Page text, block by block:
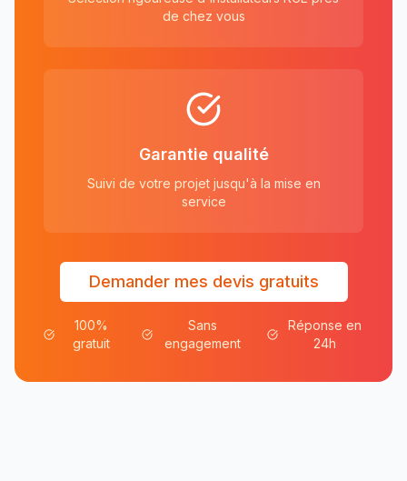
de chez vous
Garantie qualité
Suivi de votre projet jusqu'à la mise en
service
Demander mes devis gratuits
100%
gratuit
Sans
engagement
Réponse en
24h